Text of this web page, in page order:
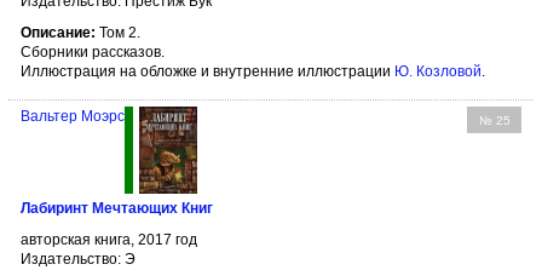
Описание: Том 2.
Сборники рассказов.
Иллюстрация на обложке и внутренние иллюстрации Ю. Козловой.
№ 25
Вальтер Моэрс
Лабиринт Мечтающих Книг
авторская книга, 2017 год
Издательство: Э